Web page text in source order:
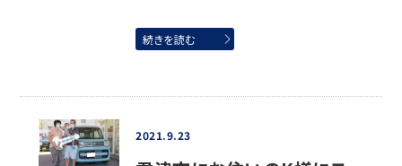
続きを読む
2021.9.23